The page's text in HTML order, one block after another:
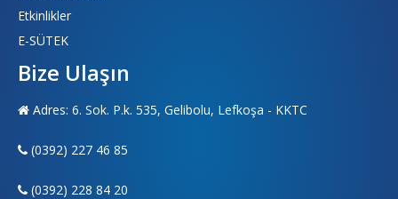
Etkinlikler
E-SÜTEK
Bize Ulaşın
Adres: 6. Sok. P.k. 535, Gelibolu, Lefkoşa - KKTC
(0392) 227 46 85
(0392) 228 84 20